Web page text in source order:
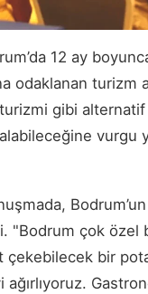
12 ay
odaklanan turizm
gibi
vurgu
"Bodrum çok özel
bir